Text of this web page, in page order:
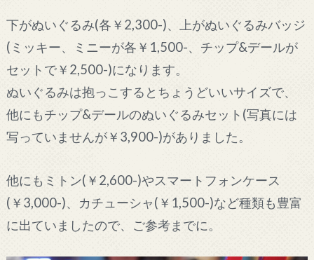
下がぬいぐるみ(各￥2,300-)、上がぬいぐるみバッジ
(ミッキー、ミニーが各￥1,500-、チップ&デールが
セットで￥2,500-)になります。
ぬいぐるみは抱っこするとちょうどいいサイズで、
他にもチップ&デールのぬいぐるみセット(写真には
写っていませんが￥3,900-)がありました。
他にもミトン(￥2,600-)やスマートフォンケース
(￥3,000-)、カチューシャ(￥1,500-)など種類も豊富
に出ていましたので、ご参考までに。